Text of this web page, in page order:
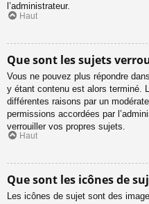
l’administrateur.
Haut
Que sont les sujets
Vous ne pouvez plus répondre
y étant contenu est alors terminé.
différentes raisons par un
permissions accordées par
verrouiller vos propres sujets.
Haut
Que sont les icônes de
Les icônes de sujet sont des